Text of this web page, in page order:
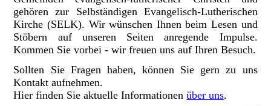
gehören zur Selbständigen Evangelisch-Lutherischen
Kirche (SELK). Wir wünschen Ihnen beim Lesen und
Stöbern auf unseren Seiten anregende Impulse.
Kommen Sie vorbei - wir freuen uns auf Ihren Besuch.
Sollten Sie Fragen haben, können Sie gern zu uns
Kontakt aufnehmen.
Hier finden Sie aktuelle Informationen über uns.